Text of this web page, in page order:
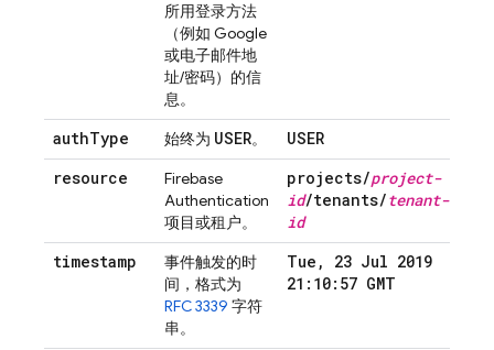
所用登录方法
（例如 Google
或电子邮件地
址/密码）的信
息。
authType 始终为 USER。
USER
resource
Firebase
Authentication
项目或租户。
projects/project-
id/tenants/tenant-
id
timestamp
事件触发的时
间，格式为
RFC 3339 字符
串。
Tue ,
23 Jul 2019
21:10:57 GMT